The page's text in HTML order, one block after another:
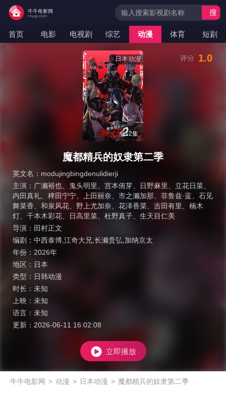
首页 电影 电视剧 综艺 动漫 体育 短剧
搜
日本动漫
全12集
魔都精兵的奴隶第二季
英文名： modujingbingdenulidierji
主演： 广濑裕也 鬼头明里 宫本侑芽 日野麻里 立花日菜
内田真礼
稗田宁宁 上田丽奈 市之濑加那 菲鲁兹·蓝
石见
舞菜香
和泉风花 野上尤加奈 花泽香菜 吉田有里
楠木
灯
千本木彩花 日高里菜 杜野真子
生天目仁美
导演： 田村正文
编剧： 中西泰博,江奇大兄,长濑贵弘,加纳京太
年份： 2026年
地区： 日本
类型： 日韩动漫
时长： 未知
上映： 未知
语言： 未知
更新： 2026-06-11 16:02:08
评分 1.0
立即播放
牛牛电影网 > 动漫 > 日本动漫 > 魔都精兵的奴隶第二季